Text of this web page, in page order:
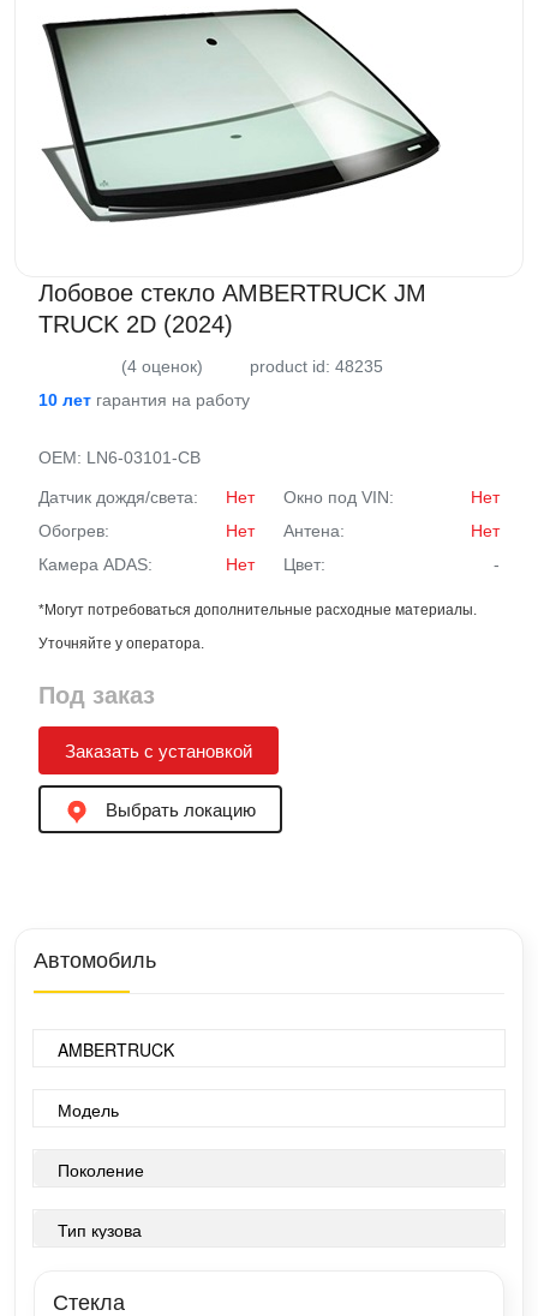
Лобовое стекло AMBERTRUCK JM
TRUCK 2D (2024)
(4 оценок)
product id: 48235
10 лет гарантия на работу
OEM: LN6-03101-CB
Датчик дождя/света: Нет Окно под VIN:
Нет
Обогрев:
Нет Антена:
Нет
Камера ADAS:
Нет Цвет: -
*Могут потребоваться дополнительные расходные материалы.
Уточняйте у оператора.
Под заказ
Заказать с установкой
Выбрать локацию
Автомобиль
Стекла
ВАКАНСИИ
ВОПРОС-ОТВЕТ